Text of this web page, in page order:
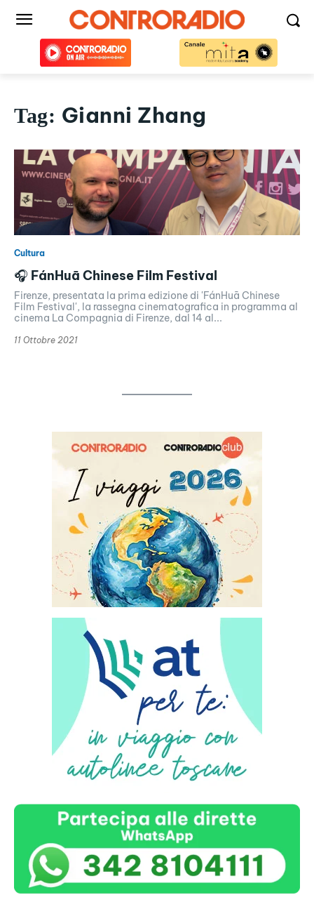
Tag: Gianni Zhang
Cultura
🎧 FánHuā Chinese Film Festival
Firenze, presentata la prima edizione di 'FánHuā Chinese
Film Festival', la rassegna cinematografica in programma al
cinema La Compagnia di Firenze, dal 14 al...
11 Ottobre 2021